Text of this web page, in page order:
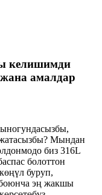
келишимди
амалдар
Мындан
биз 316L
болоттон
буруп,
боюнча эң жакшы